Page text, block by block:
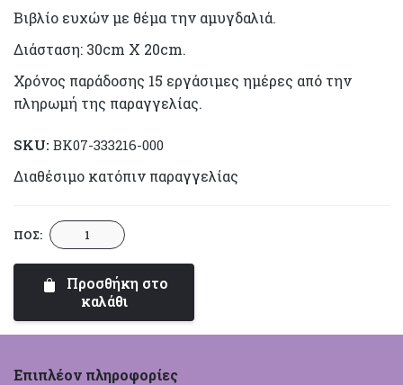
Βιβλίο ευχών με θέμα την αμυγδαλιά.
Διάσταση: 30cm X 20cm.
Χρόνος παράδοσης 15 εργάσιμες ημέρες από την
πληρωμή της παραγγελίας.
SKU: BK07-333216-000
Διαθέσιμο κατόπιν παραγγελίας
ΠΟΣ: Βιβλίο
Ευχών
Ntampoudis
333216
Αμυγδαλιά
Προσθήκη στο
καλάθι
Επιπλέον πληροφορίες